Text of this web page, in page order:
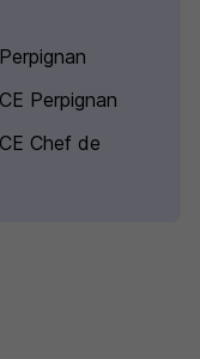
Perpignan
Chef de